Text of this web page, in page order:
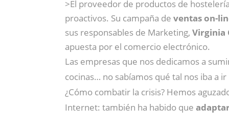
>El proveedor de productos de
proactivos. Su campaña de ventas on-
sus responsables de Marketing, Virginia
apuesta por el comercio electrónico.
Las empresas que nos dedicamos a
cocinas… no sabíamos qué tal nos iba a
¿Cómo combatir la crisis? Hemos
Internet: también ha habido que